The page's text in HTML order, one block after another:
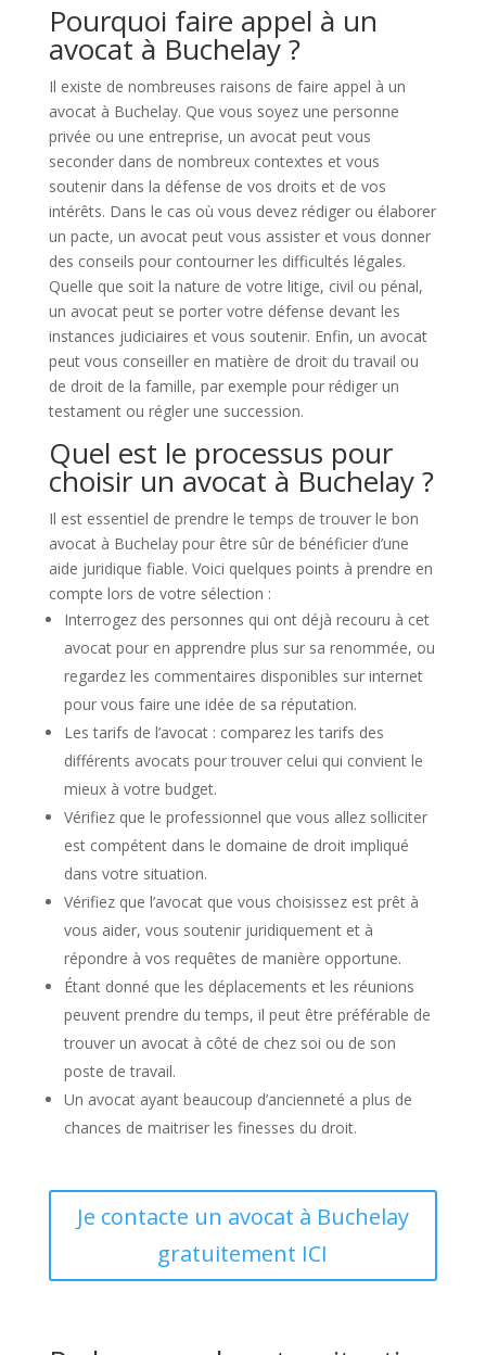
Pourquoi faire appel à un
avocat à Buchelay ?
Il existe de nombreuses raisons de faire appel à un
avocat à Buchelay. Que vous soyez une personne
privée ou une entreprise, un avocat peut vous
seconder dans de nombreux contextes et vous
soutenir dans la défense de vos droits et de vos
intérêts. Dans le cas où vous devez rédiger ou élaborer
un pacte, un avocat peut vous assister et vous donner
des conseils pour contourner les difficultés légales.
Quelle que soit la nature de votre litige, civil ou pénal,
un avocat peut se porter votre défense devant les
instances judiciaires et vous soutenir. Enfin, un avocat
peut vous conseiller en matière de droit du travail ou
de droit de la famille, par exemple pour rédiger un
testament ou régler une succession.
Quel est le processus pour
choisir un avocat à Buchelay ?
Il est essentiel de prendre le temps de trouver le bon
avocat à Buchelay pour être sûr de bénéficier d’une
aide juridique fiable. Voici quelques points à prendre en
compte lors de votre sélection :
Interrogez des personnes qui ont déjà recouru à cet
avocat pour en apprendre plus sur sa renommée, ou
regardez les commentaires disponibles sur internet
pour vous faire une idée de sa réputation.
Les tarifs de l’avocat : comparez les tarifs des
différents avocats pour trouver celui qui convient le
mieux à votre budget.
Vérifiez que le professionnel que vous allez solliciter
est compétent dans le domaine de droit impliqué
dans votre situation.
Vérifiez que l’avocat que vous choisissez est prêt à
vous aider, vous soutenir juridiquement et à
répondre à vos requêtes de manière opportune.
Étant donné que les déplacements et les réunions
peuvent prendre du temps, il peut être préférable de
trouver un avocat à côté de chez soi ou de son
poste de travail.
Un avocat ayant beaucoup d’ancienneté a plus de
chances de maitriser les finesses du droit.
Je contacte un avocat à Buchelay
gratuitement ICI